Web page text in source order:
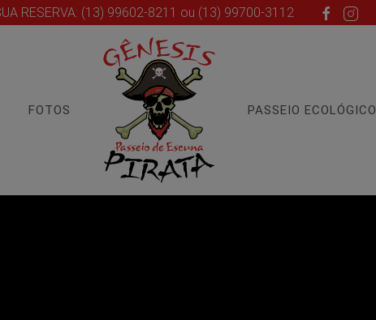
RESERVA: (13) 99602-8211 ou (13) 99700-3112
FOTOS PASSEIO ECOLÓGICO